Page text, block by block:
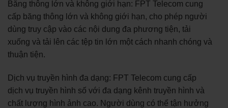
Băng thông lớn và không giới hạn: FPT Telecom cung
cấp băng thông lớn và không giới hạn, cho phép người
dùng truy cập vào các nội dung đa phương tiện, tải
xuống và tải lên các tệp tin lớn một cách nhanh chóng và
thuận tiện.
Dịch vụ truyền hình đa dạng: FPT Telecom cung cấp
dịch vụ truyền hình số với đa dạng kênh truyền hình và
chất lượng hình ảnh cao. Người dùng có thể tận hưởng